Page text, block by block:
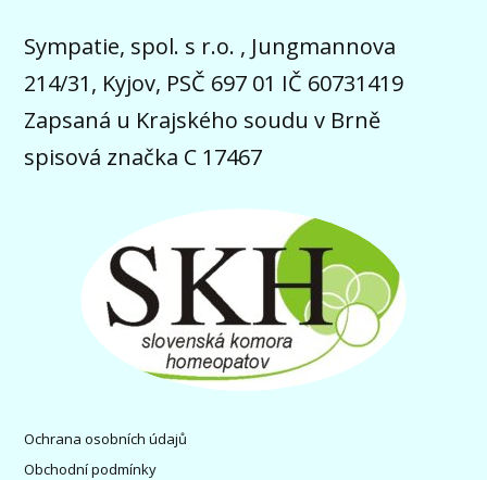
Sympatie, spol. s r.o. , Jungmannova
214/31, Kyjov, PSČ 697 01 IČ 60731419
Zapsaná u Krajského soudu v Brně
spisová značka C 17467
Ochrana osobních údajů
Obchodní podmínky